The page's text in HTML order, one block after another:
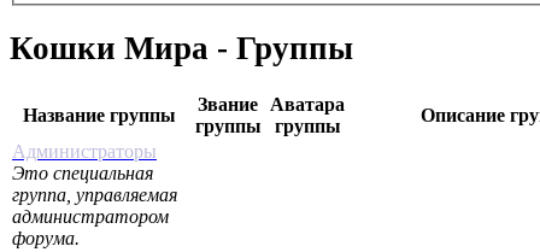
Кошки Мира - Группы
Название группы
Звание
группы
Аватара
группы
Описание
Администраторы
Это специальная
группа, управляемая
администратором
форума.